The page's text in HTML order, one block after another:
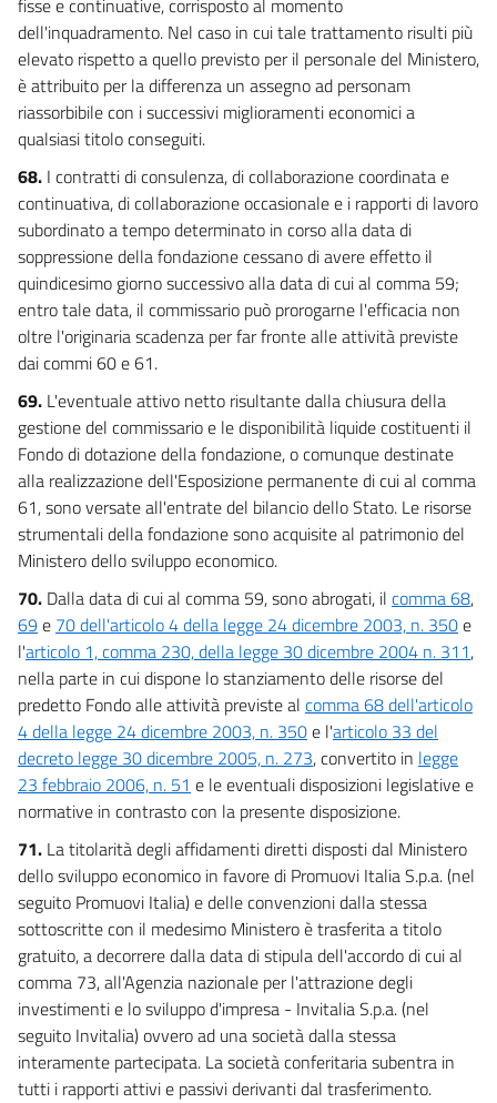
fisse e continuative, corrisposto al momento
dell'inquadramento. Nel caso in cui tale trattamento risulti più
elevato rispetto a quello previsto per il personale del Ministero,
è attribuito per la differenza un assegno ad personam
riassorbibile con i successivi miglioramenti economici a
qualsiasi titolo conseguiti.
68. I contratti di consulenza, di collaborazione coordinata e
continuativa, di collaborazione occasionale e i rapporti di lavoro
subordinato a tempo determinato in corso alla data di
soppressione della fondazione cessano di avere effetto il
quindicesimo giorno successivo alla data di cui al comma 59;
entro tale data, il commissario può prorogarne l'efficacia non
oltre l'originaria scadenza per far fronte alle attività previste
dai commi 60 e 61.
69. L'eventuale attivo netto risultante dalla chiusura della
gestione del commissario e le disponibilità liquide costituenti il
Fondo di dotazione della fondazione, o comunque destinate
alla realizzazione dell'Esposizione permanente di cui al comma
61, sono versate all'entrate del bilancio dello Stato. Le risorse
strumentali della fondazione sono acquisite al patrimonio del
Ministero dello sviluppo economico.
70. Dalla data di cui al comma 59, sono abrogati, il comma 68,
69 e 70 dell'articolo 4 della legge 24 dicembre 2003, n. 350e
l'articolo 1, comma 230, della legge 30 dicembre 2004 n. 311,
nella parte in cui dispone lo stanziamento delle risorse del
predetto Fondo alle attività previste al comma 68 dell'articolo
4 della legge 24 dicembre 2003, n. 350e l'articolo 33 del
decreto legge 30 dicembre 2005, n. 273, convertito in legge
23 febbraio 2006, n. 51 e le eventuali disposizioni legislative e
normative in contrasto con la presente disposizione.
71. La titolarità degli affidamenti diretti disposti dal Ministero
dello sviluppo economico in favore di Promuovi Italia S.p.a. (nel
seguito Promuovi Italia) e delle convenzioni dalla stessa
sottoscritte con il medesimo Ministero è trasferita a titolo
gratuito, a decorrere dalla data di stipula dell'accordo di cui al
comma 73, all'Agenzia nazionale per l'attrazione degli
investimenti e lo sviluppo d'impresa - Invitalia S.p.a. (nel
seguito Invitalia) ovvero ad una società dalla stessa
interamente partecipata. La società conferitaria subentra in
tutti i rapporti attivi e passivi derivanti dal trasferimento.